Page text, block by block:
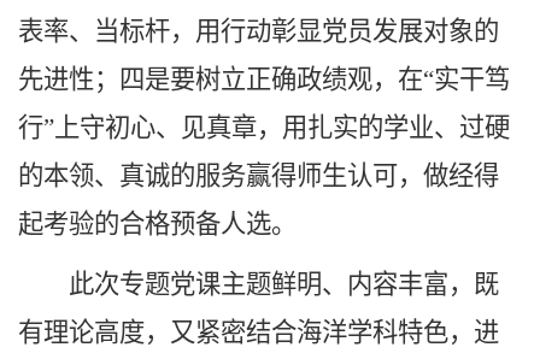
表率、当标杆，用行动彰显党员发展对象的
先进性；四是要树立正确政绩观，在“实干笃
行”上守初心、见真章，用扎实的学业、过硬
的本领、真诚的服务赢得师生认可，做经得
起考验的合格预备人选。
此次专题党课主题鲜明、内容丰富，既
有理论高度，又紧密结合海洋学科特色，进